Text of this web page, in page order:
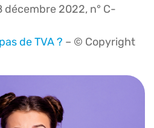
décembre 2022, n° C-
de TVA ? – © Copyright